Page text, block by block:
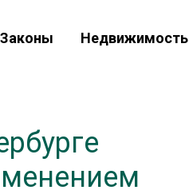
Законы Недвижимость